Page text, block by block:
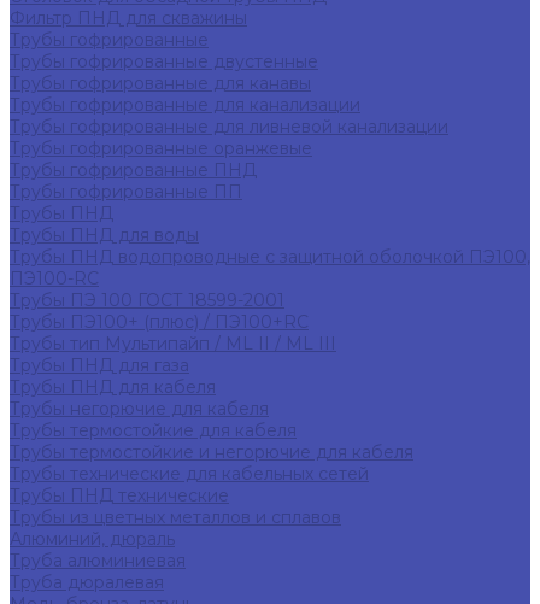
Фильтр ПНД для скважины
Трубы гофрированные
Трубы гофрированные двустенные
Трубы гофрированные для канавы
Трубы гофрированные для канализации
Трубы гофрированные для ливневой канализации
Трубы гофрированные оранжевые
Трубы гофрированные ПНД
Трубы гофрированные ПП
Трубы ПНД
Трубы ПНД для воды
Трубы ПНД водопроводные с защитной оболочкой ПЭ100,
ПЭ100-RC
Трубы ПЭ 100 ГОСТ 18599-2001
Трубы ПЭ100+ (плюс) / ПЭ100+RC
Трубы тип Мультипайп / ML II / ML III
Трубы ПНД для газа
Трубы ПНД для кабеля
Трубы негорючие для кабеля
Трубы термостойкие для кабеля
Трубы термостойкие и негорючие для кабеля
Трубы технические для кабельных сетей
Трубы ПНД технические
Трубы из цветных металлов и сплавов
Алюминий, дюраль
Труба алюминиевая
Труба дюралевая